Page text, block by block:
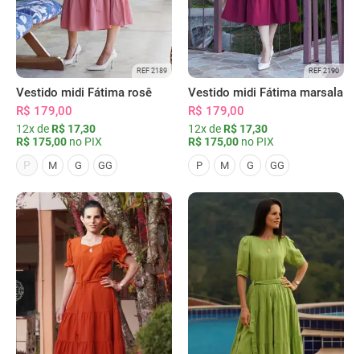
REF 2189
Vestido midi Fátima rosê
R$ 179,00
12x de R$ 17,30
R$ 175,00 no PIX
P
M G GG
REF 2190
Vestido midi Fátima marsala
R$ 179,00
12x de R$ 17,30
R$ 175,00 no PIX
P M G GG